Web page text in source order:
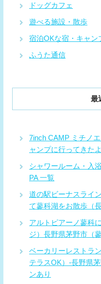
ドッグカフェ
遊べる施設・散歩
宿泊OKな宿・キャン
ふうた通信
最
7inch CAMP ミチノ
ャンプに行ってきたよ
シャワールーム・入
PA 一覧
道の駅ビーナスライ
て蓼科湖をお散歩（
アルトピアーノ蓼科
ジ）長野県茅野市（蓼
ベーカリーレストラ
テラスOK）-長野県
ンあり